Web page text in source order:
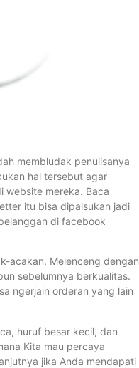
membludak penulisanya
hal tersebut agar
website mereka. Baca
itu bisa dipalsukan jadi
di facebook
acakan. Melenceng dengan
sebelumnya berkualitas.
ngerjain orderan yang lain
huruf besar kecil, dan
Kita mau percaya
jika Anda mendapati